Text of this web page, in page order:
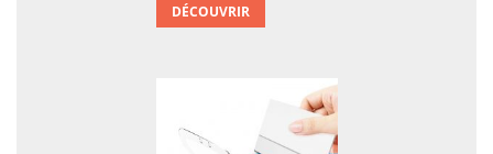
DÉCOUVRIR